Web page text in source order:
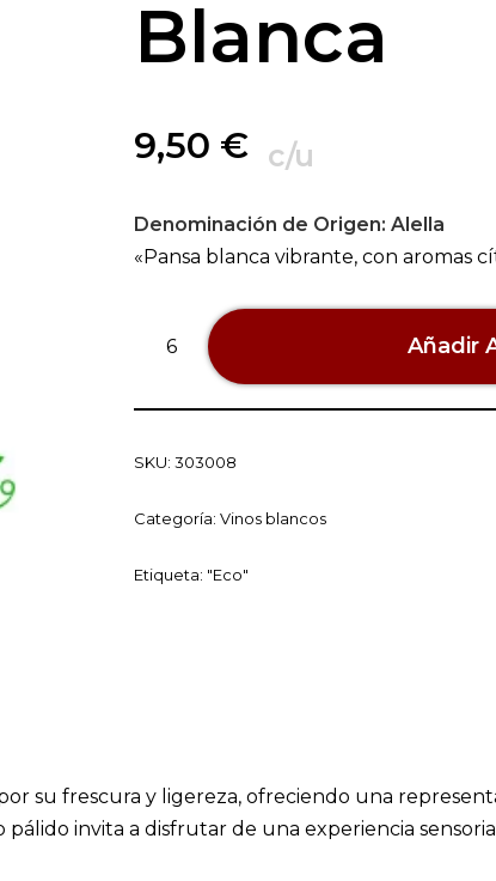
Blanca
9,50 € c/u
Denominación de Origen: Alella
«Pansa blanca vibrante, con aromas
Añadir
SKU: 303008
Categoría: Vinos blancos
Etiqueta: "Eco"
su frescura y ligereza, ofreciendo una
invita a disfrutar de una experiencia